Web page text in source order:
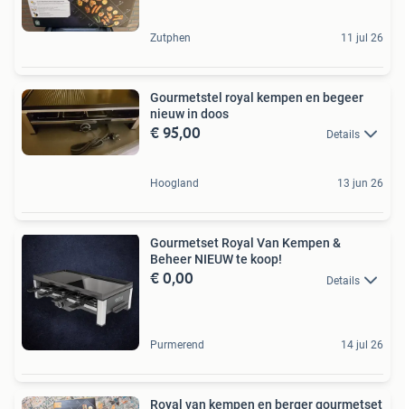
Zutphen 11 jul 26
Gourmetstel royal kempen en begeer
nieuw in doos
€ 95,00 Details
Hoogland 13 jun 26
Gourmetset Royal Van Kempen &
Beheer NIEUW te koop!
€ 0,00 Details
Purmerend 14 jul 26
Royal van kempen en berger gourmetset